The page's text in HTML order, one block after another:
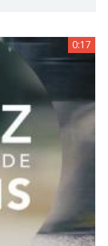
0:17